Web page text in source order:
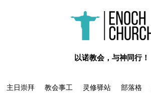
​以诺教会，与神同行！
主日崇拜 教会事工 灵修驿站 部落格